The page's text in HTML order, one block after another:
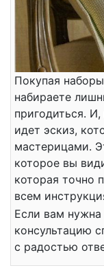
Покупая
набираете
пригодиться.
идет эскиз,
мастерицами.
которое вы
которая точно
всем
Если вам
консультацию
с радостью